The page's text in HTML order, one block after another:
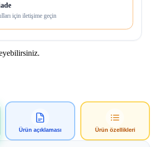
için iletişime geçin
Ürün açıklaması Ürün özellikleri